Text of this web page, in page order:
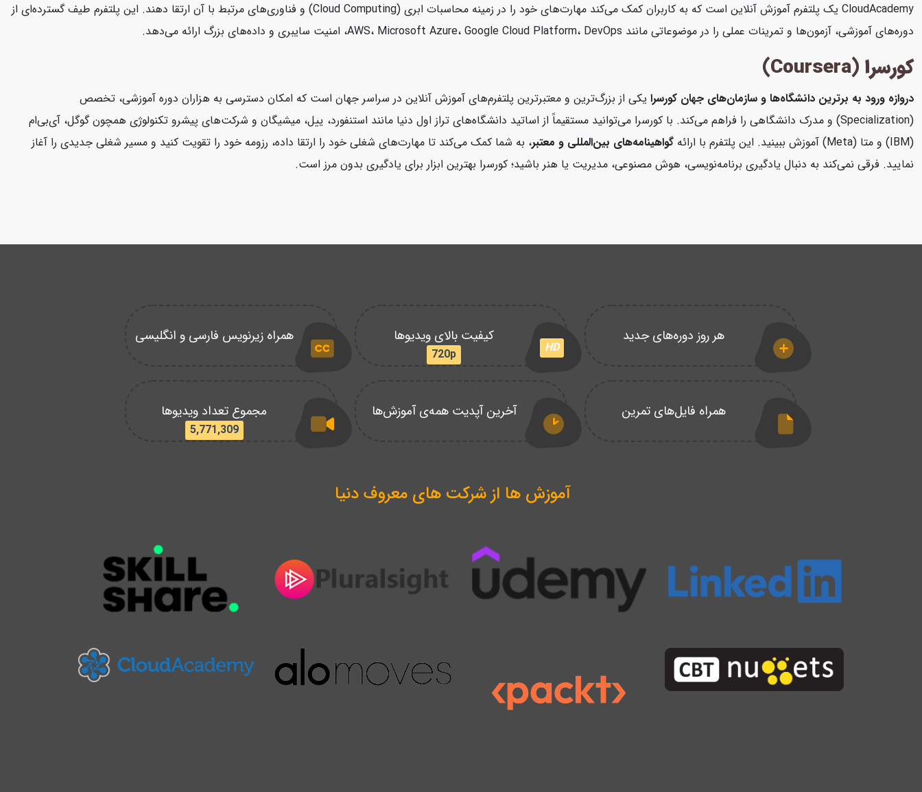
CloudAcademy یک پلتفرم آموزش آنلاین است که به کاربران کمک می‌کند مهارت‌های خود را در زمینه محاسبات ابری (Cloud Computing) و فناوری‌های مرتبط با آن ارتقا دهند. این پلتفرم طیف گسترده‌ای از
دوره‌های آموزشی، آزمون‌ها و تمرینات عملی را در موضوعاتی مانند AWS، Microsoft Azure، Google Cloud Platform، DevOps، امنیت سایبری و داده‌های بزرگ ارائه می‌دهد.
کورسرا (Coursera)
دروازه ورود به برترین دانشگاه‌ها و سازمان‌های جهان کورسرا یکی از بزرگ‌ترین و معتبرترین پلتفرم‌های آموزش آنلاین در سراسر جهان است که امکان دسترسی به هزاران دوره آموزشی، تخصص
(Specialization) و مدرک دانشگاهی را فراهم می‌کند. با کورسرا می‌توانید مستقیماً از اساتید دانشگاه‌های تراز اول دنیا مانند استنفورد، ییل، میشیگان و شرکت‌های پیشرو تکنولوژی همچون گوگل، آی‌بی‌ام
(IBM) و متا (Meta) آموزش ببینید. این پلتفرم با ارائه
گواهینامه‌های بین‌المللی و معتبر، به شما کمک می‌کند تا مهارت‌های شغلی خود را ارتقا داده، رزومه خود را تقویت کنید و مسیر شغلی جدیدی را آغاز
نمایید. فرقی نمی‌کند به دنبال یادگیری برنامه‌نویسی، هوش مصنوعی، مدیریت یا هنر باشید؛ کورسرا بهترین ابزار برای یادگیری بدون مرز است.
هر روز دوره‌های جدید
HD
کیفیت بالای ویدیوها
720p
همراه زیرنویس فارسی و انگلیسی
همراه فایل‌های تمرین آخرین آپدیت همه‌ی آموزش‌ها مجموع تعداد ویدیوها
5,771,309
آموزش ها از شرکت های معروف دنیا